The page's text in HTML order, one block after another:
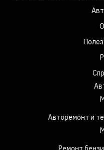
Авторемонт и